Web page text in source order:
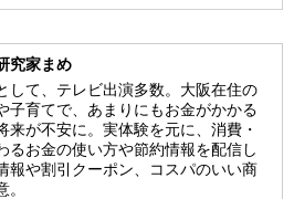
究家まめ
して、テレビ出演多数。大阪在住の
子育てで、あまりにもお金がかかる
来が不安に。実体験を元に、消費・
るお金の使い方や節約情報を配信し
報や割引クーポン、コスパのいい商